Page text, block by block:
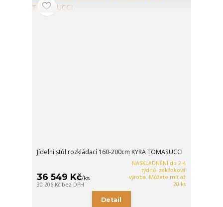
Jídelní stůl rozkládací 160-200cm KYRA TOMASUCCI
36 549 Kč/ks
30 206 Kč bez DPH
NASKLADNĚNÍ do 2-4
týdnů- zakázková
výroba. Můžete mít až
20 ks
Detail